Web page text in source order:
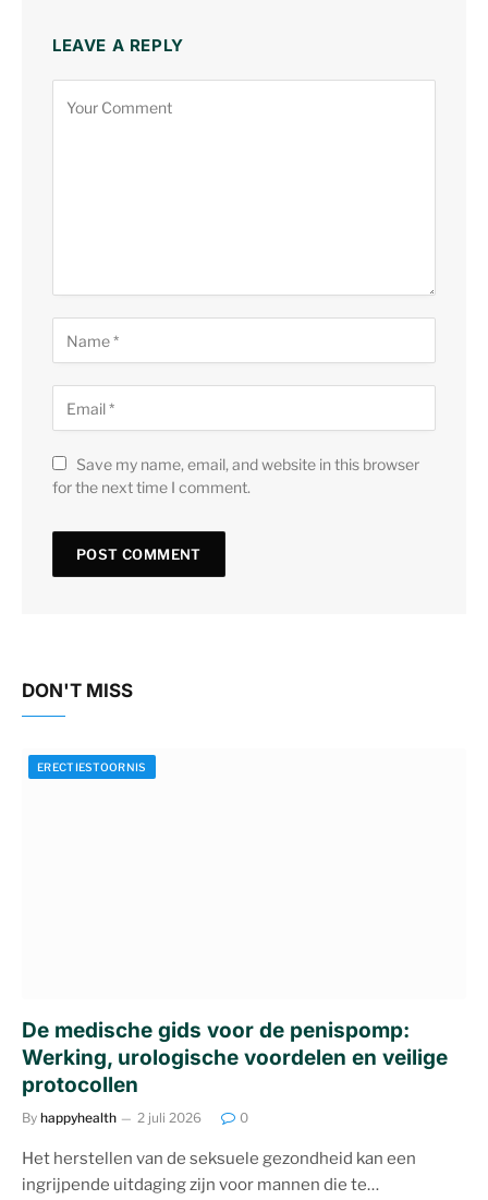
LEAVE A REPLY
Save my name, email, and website in this browser
for the next time I comment.
DON'T MISS
ERECTIESTOORNIS
De medische gids voor de penispomp:
Werking, urologische voordelen en veilige
protocollen
By happyhealth 2 juli 2026 0
Het herstellen van de seksuele gezondheid kan een
ingrijpende uitdaging zijn voor mannen die te…